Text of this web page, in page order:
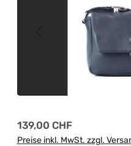
Regulärer Preis:
139,00 CHF
Preise inkl. MwSt. zzgl.